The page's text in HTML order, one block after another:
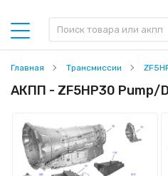
Главная Трансмиссии
АКПП - ZF5HP30 Pump/